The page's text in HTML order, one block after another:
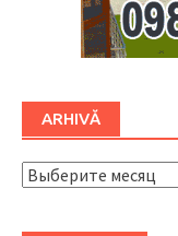
ARHIVĂ
ARHIVĂ